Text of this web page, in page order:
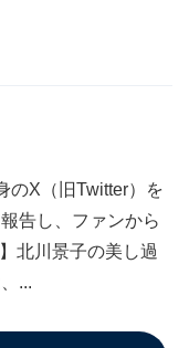
のX（旧Twitter）を
告し、ファンから
北川景子の美し過
...